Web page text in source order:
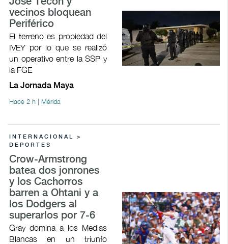
vecinos bloquean
Periférico
El terreno es propiedad del
IVEY por lo que se realizó
un operativo entre la SSP y
la FGE
La Jornada Maya
Hace 2 h | Mérida
INTERNACIONAL >
DEPORTES
Crow-Armstrong
batea dos jonrones
y los Cachorros
barren a Ohtani y a
los Dodgers al
superarlos por 7-6
Gray domina a los Medias
Blancas en un triunfo